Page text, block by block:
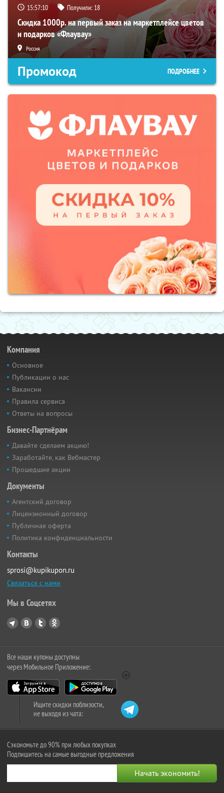
15:57:09 Получили: 18
Скидка 1000р. на первый заказ на маркетплейсе цветов
и подарков «Флаувау»
Россия
Промокод ПОДРОБНЕЕ
Компания
Основное
Публикации о нас
Вакансии
Правила сервиса
Ответы на вопросы
Бизнес-Партнёрам
Давайте сделаем акцию!
Заработайте, как Вебмастер
Прошедшие акции
Документы
Агентский договор
Лицензионный договор
Публичная оферта
Политика конфиденциальности
Контакты
sprosi@kupikupon.ru
Связаться с нами
Мы в Соцсетях
Все наши купоны доступны
через Мобильное Приложение:
Ищите скидки поблизости,
не выходя из чата:
Сэкономьте до 90% при любых покупках
Подпишитесь на самые выгодные предложения